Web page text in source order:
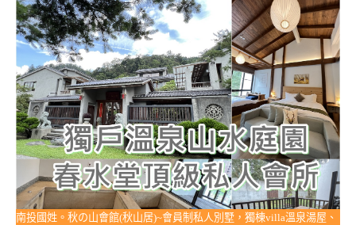
南投國姓。秋の山會館(秋山居)~會員制私人別墅，獨棟villa溫泉湯屋、